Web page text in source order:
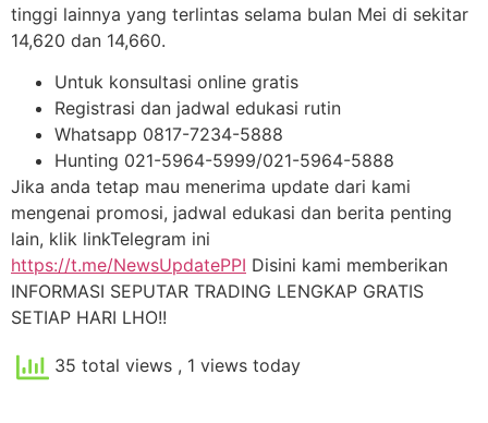
tinggi lainnya yang terlintas selama bulan Mei di sekitar
14,620 dan 14,660.
Untuk konsultasi online gratis
Registrasi dan jadwal edukasi rutin
Whatsapp 0817-7234-5888
Hunting 021-5964-5999/021-5964-5888
Jika anda tetap mau menerima update dari kami
mengenai promosi, jadwal edukasi dan berita penting
lain, klik linkTelegram ini
https://t.me/NewsUpdatePPI Disini kami memberikan
INFORMASI SEPUTAR TRADING LENGKAP GRATIS
SETIAP HARI LHO!!
35 total views , 1 views today